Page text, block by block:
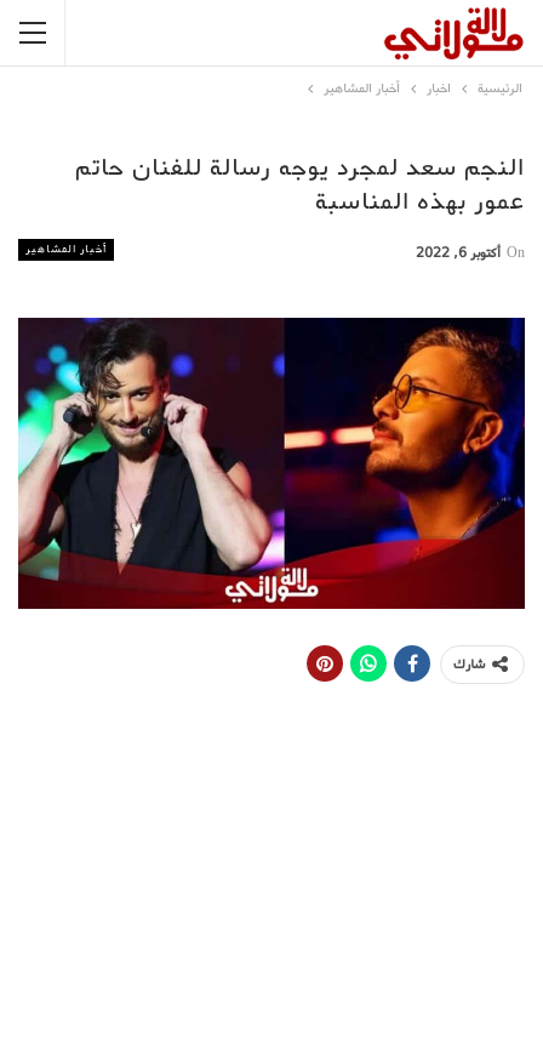
الرئيسية اخبار أخبار المشاهير
النجم سعد لمجرد يوجه رسالة للفنان حاتم
عمور بهذه المناسبة
أخبار المشاهير On أكتوبر 6, 2022
شارك